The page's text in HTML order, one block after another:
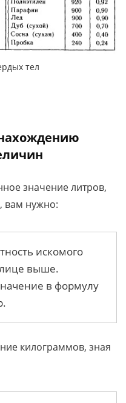
тел
значение литров,
вам нужно:
искомого
выше.
в формулу
килограммов, зная